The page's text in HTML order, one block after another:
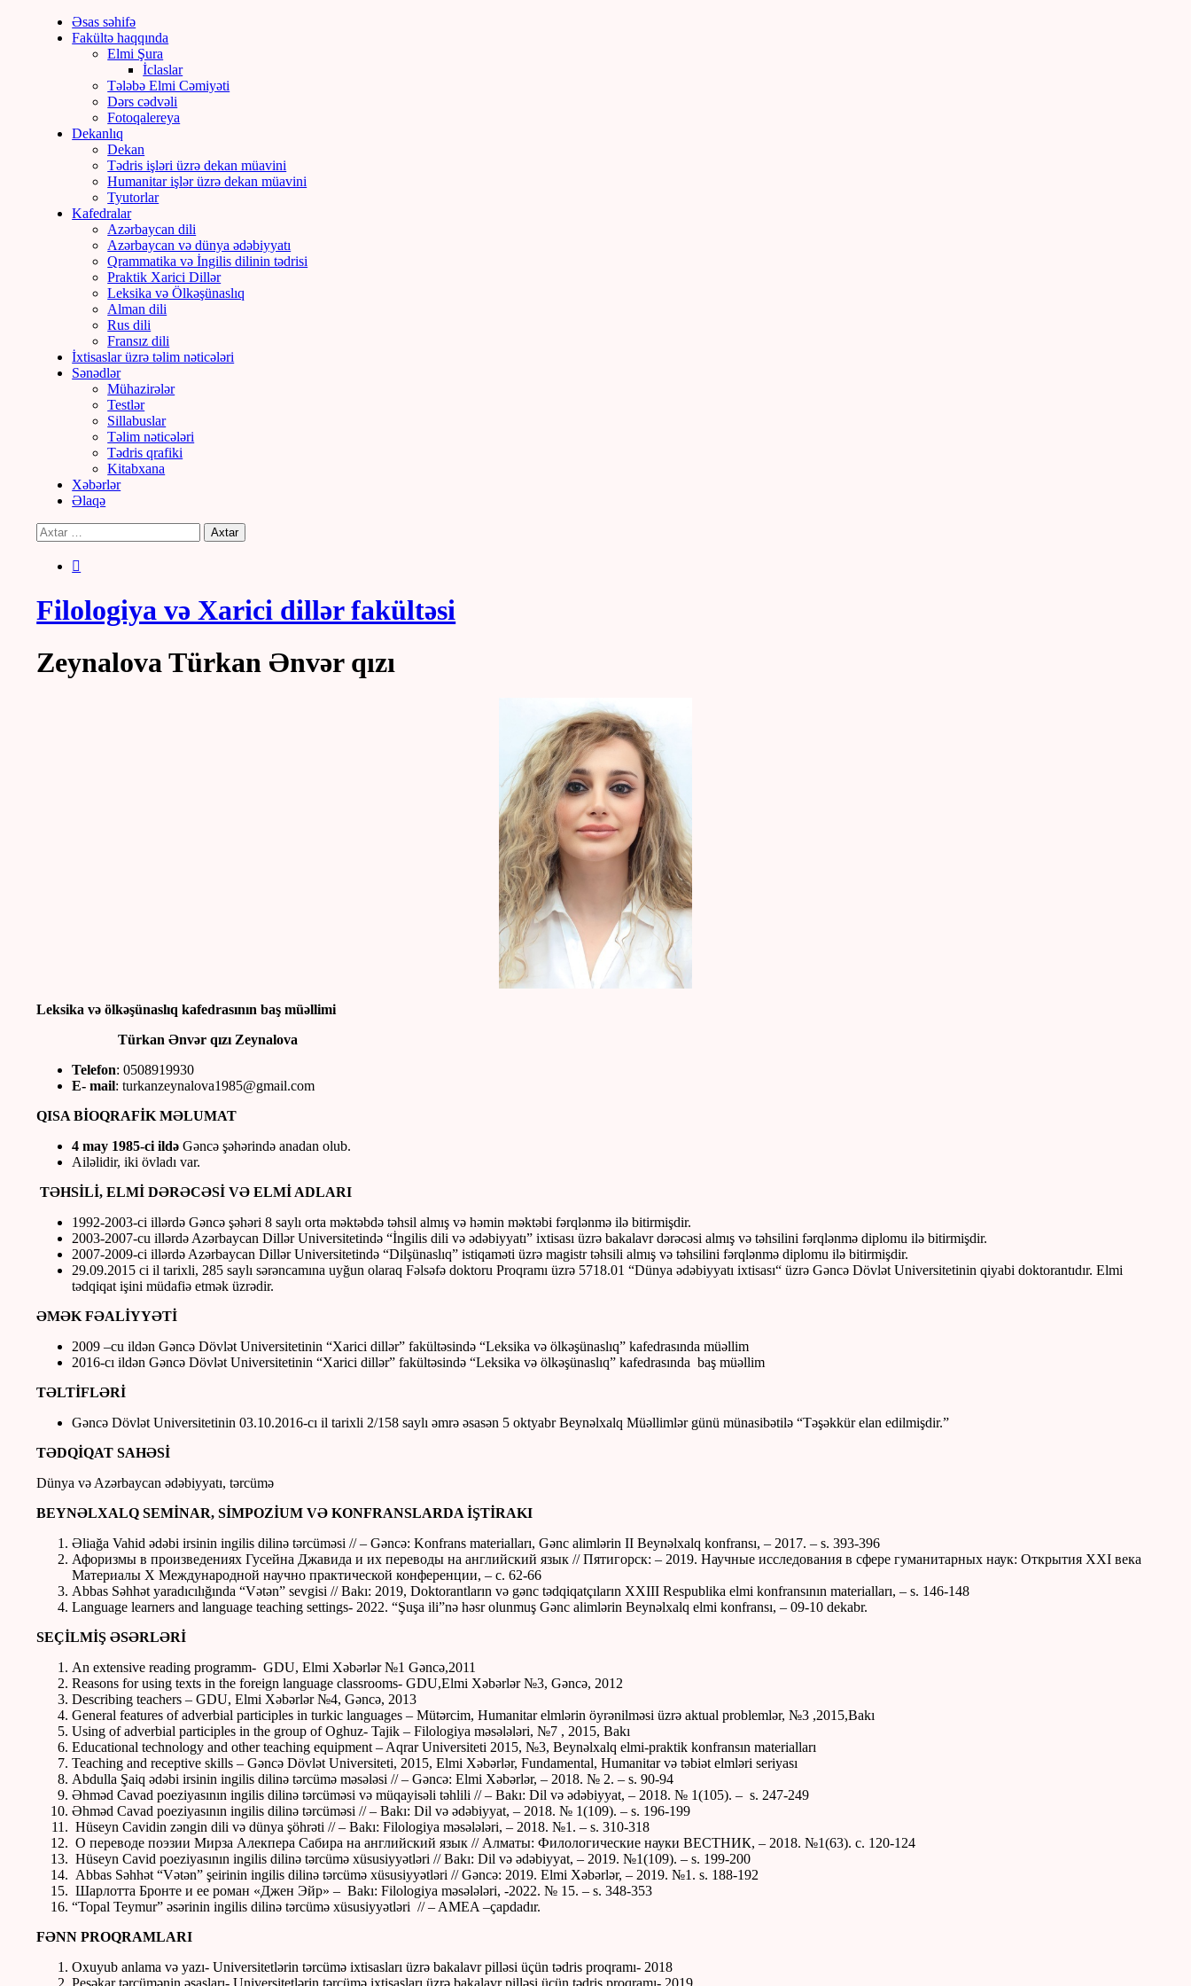
Əsas səhifə
Fakültə haqqında
Elmi Şura
İclaslar
Tələbə Elmi Cəmiyəti
Dərs cədvəli
Fotoqalereya
Dekanlıq
Dekan
Tədris işləri üzrə dekan müavini
Humanitar işlər üzrə dekan müavini
Tyutorlar
Kafedralar
Azərbaycan dili
Azərbaycan və dünya ədəbiyyatı
Qrammatika və İngilis dilinin tədrisi
Praktik Xarici Dillər
Leksika və Ölkəşünaslıq
Alman dili
Rus dili
Fransız dili
İxtisaslar üzrə təlim nəticələri
Sənədlər
Mühazirələr
Testlər
Sillabuslar
Təlim nəticələri
Tədris qrafiki
Kitabxana
Xəbərlər
Əlaqə
Filologiya və Xarici dillər fakültəsi
Zeynalova Türkan Ənvər qızı
Leksika və ölkəşünaslıq kafedrasının baş müəllimi
Türkan Ənvər qızı Zeynalova
Telefon: 0508919930
E- mail: turkanzeynalova1985@gmail.com
QISA BİOQRAFİK MƏLUMAT
4 may 1985-ci ildəGəncə şəhərində anadan olub.
Ailəlidir, iki övladı var.
TƏHSİLİ, ELMİ DƏRƏCƏSİ VƏ ELMİ ADLARI
1992-2003-ci illərdə Gəncə şəhəri 8 saylı orta məktəbdə təhsil almış və həmin məktəbi fərqlənmə ilə bitirmişdir.
2003-2007-cu illərdə Azərbaycan Dillər Universitetində “İngilis dili və ədəbiyyatı” ixtisası üzrə bakalavr dərəcəsi almış və təhsilini fərqlənmə diplomu ilə bitirmişdir.
2007-2009-ci illərdə Azərbaycan Dillər Universitetində “Dilşünaslıq” istiqaməti üzrə magistr təhsili almış və təhsilini fərqlənmə diplomu ilə bitirmişdir.
29.09.2015 ci il tarixli, 285 saylı sərəncamına uyğun olaraq Fəlsəfə doktoru Proqramı üzrə 5718.01 “Dünya ədəbiyyatı ixtisası“ üzrə Gəncə Dövlət Universitetinin qiyabi doktorantıdır. Elmi
tədqiqat işini müdafiə etmək üzrədir.
ƏMƏK FƏALİYYƏTİ
2009 –cu ildən Gəncə Dövlət Universitetinin “Xarici dillər” fakültəsində “Leksika və ölkəşünaslıq” kafedrasında müəllim
2016-cı ildən Gəncə Dövlət Universitetinin “Xarici dillər” fakültəsində “Leksika və ölkəşünaslıq” kafedrasında baş müəllim
TƏLTİFLƏRİ
Gəncə Dövlət Universitetinin 03.10.2016-cı il tarixli 2/158 saylı əmrə əsasən 5 oktyabr Beynəlxalq Müəllimlər günü münasibətilə “Təşəkkür elan edilmişdir.”
TƏDQİQAT SAHƏSİ
Dünya və Azərbaycan ədəbiyyatı, tərcümə
BEYNƏLXALQ SEMİNAR, SİMPOZİUM VƏ KONFRANSLARDA İŞTİRAKI
Əliağa Vahid ədəbi irsinin ingilis dilinə tərcüməsi // – Gəncə: Konfrans materialları, Gənc alimlərin II Beynəlxalq konfransı, – 2017. – s. 393-396
Афоризмы в произведениях Гусейна Джавида и их переводы на английский язык // Пятигорск: – 2019. Научные исследования в сфере гуманитарных наук: Открытия ХХI века
Материалы Х Международной научно практической конференции, – c. 62-66
Abbas Səhhət yaradıcılığında “Vətən” sevgisi // Bakı: 2019, Doktorantların və gənc tədqiqatçıların XXIII Respublika elmi konfransının materialları, – s. 146-148
Language learners and language teaching settings- 2022. “Şuşa ili”nə həsr olunmuş Gənc alimlərin Beynəlxalq elmi konfransı, – 09-10 dekabr.
SEÇİLMİŞ ƏSƏRLƏRİ
An extensive reading programm- GDU, Elmi Xəbərlər №1 Gəncə,2011
Reasons for using texts in the foreign language classrooms- GDU,Elmi Xəbərlər №3, Gəncə, 2012
Describing teachers – GDU, Elmi Xəbərlər №4, Gəncə, 2013
General features of adverbial participles in turkic languages – Mütərcim, Humanitar elmlərin öyrənilməsi üzrə aktual problemlər, №3 ,2015,Bakı
Using of adverbial participles in the group of Oghuz- Tajik – Filologiya məsələləri, №7 , 2015, Bakı
Educational technology and other teaching equipment – Aqrar Universiteti 2015, №3, Beynəlxalq elmi-praktik konfransın materialları
Teaching and receptive skills – Gəncə Dövlət Universiteti, 2015, Elmi Xəbərlər, Fundamental, Humanitar və təbiət elmləri seriyası
Abdulla Şaiq ədəbi irsinin ingilis dilinə tərcümə məsələsi // – Gəncə: Elmi Xəbərlər, – 2018. № 2. – s. 90-94
Əhməd Cavad poeziyasının ingilis dilinə tərcüməsi və müqayisəli təhlili // – Bakı: Dil və ədəbiyyat, – 2018. № 1(105). – s. 247-249
Əhməd Cavad poeziyasının ingilis dilinə tərcüməsi // – Bakı: Dil və ədəbiyyat, – 2018. № 1(109). – s. 196-199
Hüseyn Cavidin zəngin dili və dünya şöhrəti // – Bakı: Filologiya məsələləri, – 2018. №1. – s. 310-318
O переводе поэзии Мирза Алекпера Сабира на английский язык // Алматы: Филологические науки ВЕСТНИК, – 2018. №1(63). c. 120-124
Hüseyn Cavid poeziyasının ingilis dilinə tərcümə xüsusiyyətləri // Bakı: Dil və ədəbiyyat, – 2019. №1(109). – s. 199-200
Abbas Səhhət “Vətən” şeirinin ingilis dilinə tərcümə xüsusiyyətləri // Gəncə: 2019. Elmi Xəbərlər, – 2019. №1. s. 188-192
Шарлотта Бронте и ее роман «Джен Эйр» – Bakı: Filologiya məsələləri, -2022. № 15. – s. 348-353
“Topal Teymur” əsərinin ingilis dilinə tərcümə xüsusiyyətləri // – AMEA –çapdadır.
FƏNN PROQRAMLARI
Oxuyub anlama və yazı- Universitetlərin tərcümə ixtisasları üzrə bakalavr pilləsi üçün tədris proqramı- 2018